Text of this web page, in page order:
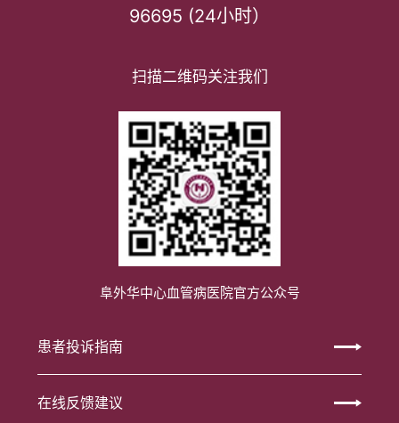
96695 (24小时）
扫描二维码关注我们
阜外华中心血管病医院官方公众号
患者投诉指南
在线反馈建议